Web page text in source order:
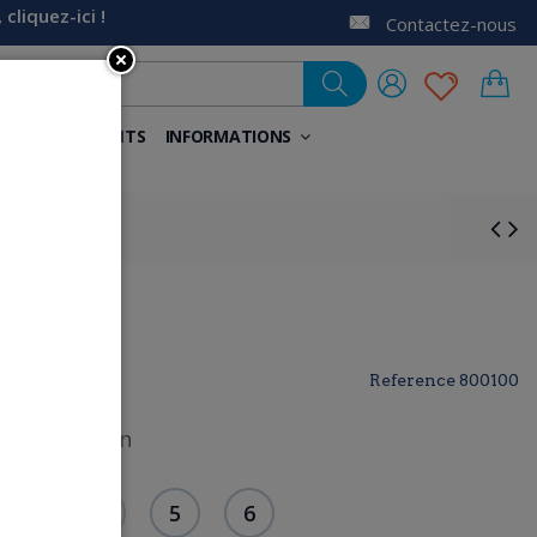
cliquez-ici ! Contactez-nous
AIDANTS INFORMATIONS
Reference 800100
100% coton
5 6